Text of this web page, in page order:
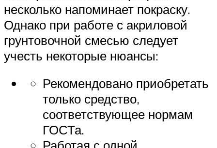
несколько напоминает покраску.
Однако при работе с акриловой
грунтовочной смесью следует
учесть некоторые нюансы:
Рекомендовано приобретать
только средство,
соответствующее нормам
ГОСТа.